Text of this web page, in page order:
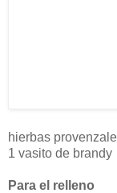
hierbas
1 vasito de brandy
Para el relleno